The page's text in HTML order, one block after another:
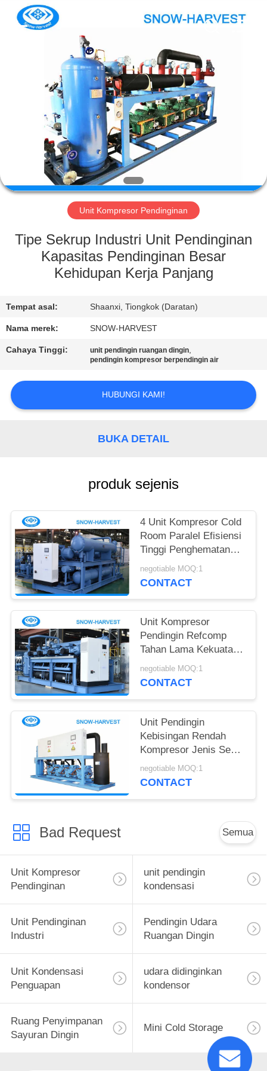
RUMAH
PRODUK
TENTANG
TUR
KONTROL
KUALITAS
HUBUNGI
KAMI
PERMINTAAN
POLICY
Refrigeration
Engineering
Unit Kompresor Pendinginan
Tipe Sekrup Industri Unit Pendinginan
Kapasitas Pendinginan Besar
Kehidupan Kerja Panjang
Tempat asal: Shaanxi, Tiongkok (Daratan)
Nama merek: SNOW-HARVEST
Cahaya Tinggi: unit pendingin ruangan dingin,
pendingin kompresor berpendingin air
HUBUNGI KAMI!
BUKA DETAIL
produk sejenis
4 Unit Kompresor Cold
Room Paralel Efisiensi
Tinggi Penghematan
Daya 25kw
negotiable MOQ:1
CONTACT
Unit Kompresor
Pendingin Refcomp
Tahan Lama Kekuatan
Tinggi Mudah Instalasi
negotiable MOQ:1
CONTACT
Unit Pendingin
Kebisingan Rendah
Kompresor Jenis Semi
Sealed Piston
negotiable MOQ:1
CONTACT
Bad Request Semua
Unit Kompresor
Pendinginan
unit pendingin
kondensasi
Unit Pendinginan
Industri
Pendingin Udara
Ruangan Dingin
Unit Kondensasi
Penguapan
udara didinginkan
kondensor
Ruang Penyimpanan
Sayuran Dingin
Mini Cold Storage